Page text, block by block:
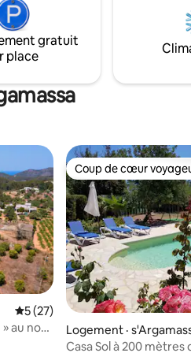
La climatisation des
suffisante pour
les fenêtres ont gardé
gratuit
place
plus aimés
Note moyenne de 5 sur 5, 27
5 (27)
au nord
Coup de cœur
Coup de cœur
Logement ·